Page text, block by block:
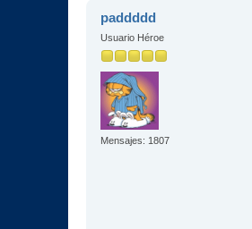
paddddd
Usuario Héroe
Mensajes: 1807